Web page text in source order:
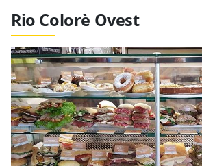
Rio Colorè Ovest